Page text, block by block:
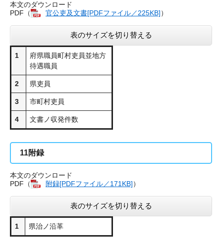
本文のダウンロード
PDF（
官公吏及文書[PDFファイル／225KB]）
表のサイズを切り替える
1
府県職員町村吏員並地方
待遇職員
2 県吏員
3 市町村吏員
4 文書ノ収発件数
11附録
本文のダウンロード
PDF（
附録[PDFファイル／171KB]）
表のサイズを切り替える
1 県治ノ沿革